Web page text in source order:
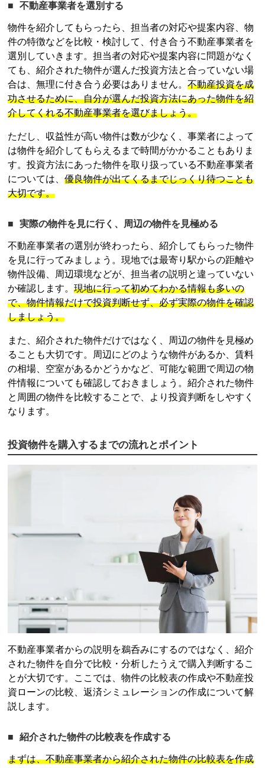
不動産事業者を選別する
物件を紹介してもらったら、担当者の対応や提案内容、物
件の特徴などを比較・検討して、付き合う不動産事業者を
選別していきます。担当者の対応や提案内容に問題がなく
ても、紹介された物件が選んだ投資方法と合っていない場
合は、無理に付き合う必要はありません。不動産投資を成
功させるために、自分が選んだ投資方法にあった物件を紹
介してくれる不動産事業者を選びましょう。
ただし、収益性が高い物件は数が少なく、事業者によって
は物件を紹介してもらえるまで時間がかかることもありま
す。投資方法にあった物件を取り扱っている不動産事業者
については、優良物件が出てくるまでじっくり待つことも
大切です。
実際の物件を見に行く、周辺の物件を見極める
不動産事業者の選別が終わったら、紹介してもらった物件
を見に行ってみましょう。現地では最寄り駅からの距離や
物件設備、周辺環境などが、担当者の説明と違っていない
か確認します。現地に行って初めてわかる情報も多いの
で、物件情報だけで投資判断せず、必ず実際の物件を確認
しましょう。
また、紹介された物件だけではなく、周辺の物件を見極め
ることも大切です。周辺にどのような物件があるか、賃料
の相場、空室があるかどうかなど、可能な範囲で周辺の物
件情報についても確認しておきましょう。紹介された物件
と周囲の物件を比較することで、より投資判断をしやすく
なります。
投資物件を購入するまでの流れとポイント
不動産事業者からの説明を鵜呑みにするのではなく、紹介
された物件を自分で比較・分析したうえで購入判断するこ
とが大切です。ここでは、物件の比較表の作成や不動産投
資 ローンの比較、返済シミュレーションの作成について解
説します。
紹介された物件の比較表を作成する
まずは、不動産事業者から紹介された物件の比較表を作成